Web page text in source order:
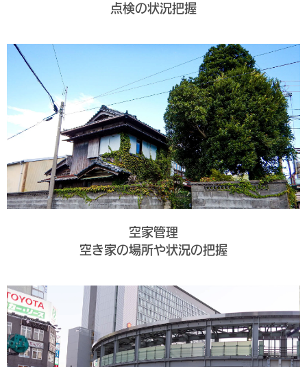
点検の状況把握
空家管理
空き家の場所や状況の把握